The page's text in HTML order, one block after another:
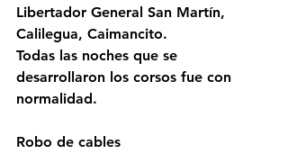
Libertador General San Martín,
Calilegua, Caimancito.
Todas las noches que se
desarrollaron los corsos fue con
normalidad.
Robo de cables